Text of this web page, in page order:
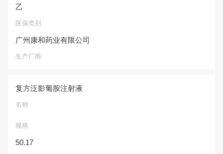
乙
医保类别
广州康和药业有限公司
生产厂商
复方泛影葡胺注射液
名称
规格
50.17